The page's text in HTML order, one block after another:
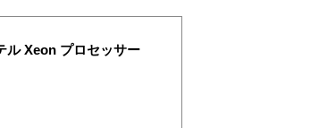
ル Xeon プロセッサー